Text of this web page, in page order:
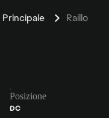
Principale Raíllo
Posizione
DC